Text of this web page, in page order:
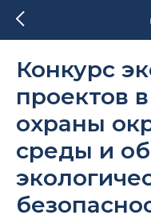
Конкурс
проектов
охраны
среды и